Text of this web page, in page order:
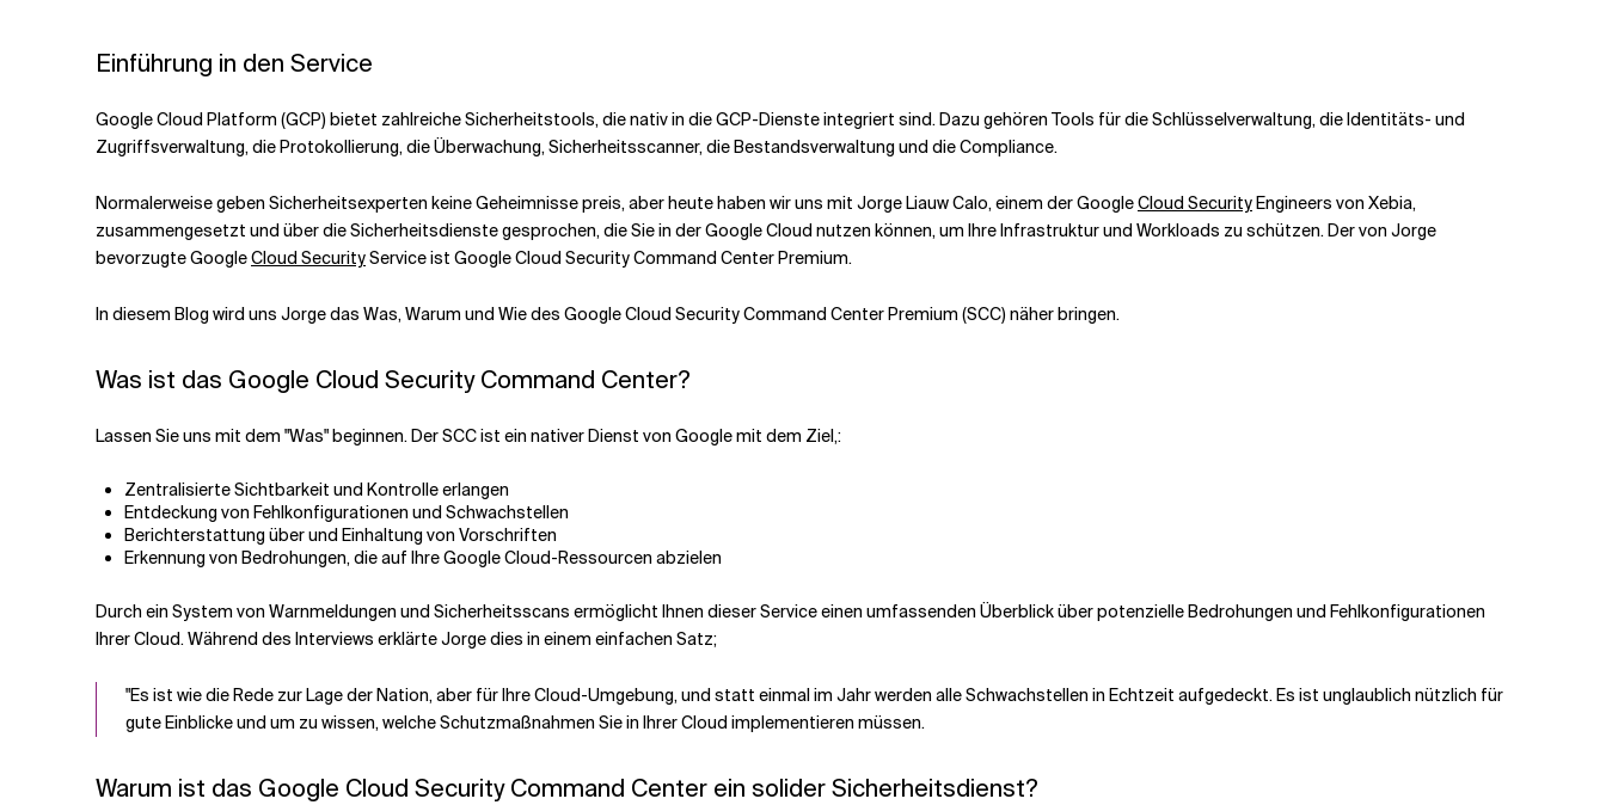
Verwandte Themen
Einführung in den Service
Google Cloud Platform (GCP) bietet zahlreiche Sicherheitstools, die nativ in die GCP-Dienste integriert sind. Dazu gehören Tools für die Schlüsselverwaltung, die Identitäts- und
Zugriffsverwaltung, die Protokollierung, die Überwachung, Sicherheitsscanner, die Bestandsverwaltung und die Compliance.
Normalerweise geben Sicherheitsexperten keine Geheimnisse preis, aber heute haben wir uns mit Jorge Liauw Calo, einem der GoogleCloud SecurityEngineers von Xebia,
zusammengesetzt und über die Sicherheitsdienste gesprochen, die Sie in der Google Cloud nutzen können, um Ihre Infrastruktur und Workloads zu schützen. Der von Jorge
bevorzugte GoogleCloud SecurityService ist Google Cloud Security Command Center Premium.
In diesem Blog wird uns Jorge das Was, Warum und Wie des Google Cloud Security Command Center Premium (SCC) näher bringen.
Was ist das Google Cloud Security Command Center?
Lassen Sie uns mit dem "Was" beginnen. Der SCC ist ein nativer Dienst von Google mit dem Ziel,:
Zentralisierte Sichtbarkeit und Kontrolle erlangen
Entdeckung von Fehlkonfigurationen und Schwachstellen
Berichterstattung über und Einhaltung von Vorschriften
Erkennung von Bedrohungen, die auf Ihre Google Cloud-Ressourcen abzielen
Durch ein System von Warnmeldungen und Sicherheitsscans ermöglicht Ihnen dieser Service einen umfassenden Überblick über potenzielle Bedrohungen und Fehlkonfigurationen
Ihrer Cloud. Während des Interviews erklärte Jorge dies in einem einfachen Satz;
"Es ist wie die Rede zur Lage der Nation, aber für Ihre Cloud-Umgebung, und statt einmal im Jahr werden alle Schwachstellen in Echtzeit aufgedeckt. Es ist unglaublich nützlich für
gute Einblicke und um zu wissen, welche Schutzmaßnahmen Sie in Ihrer Cloud implementieren müssen.
Warum ist das Google Cloud Security Command Center ein solider Sicherheitsdienst?